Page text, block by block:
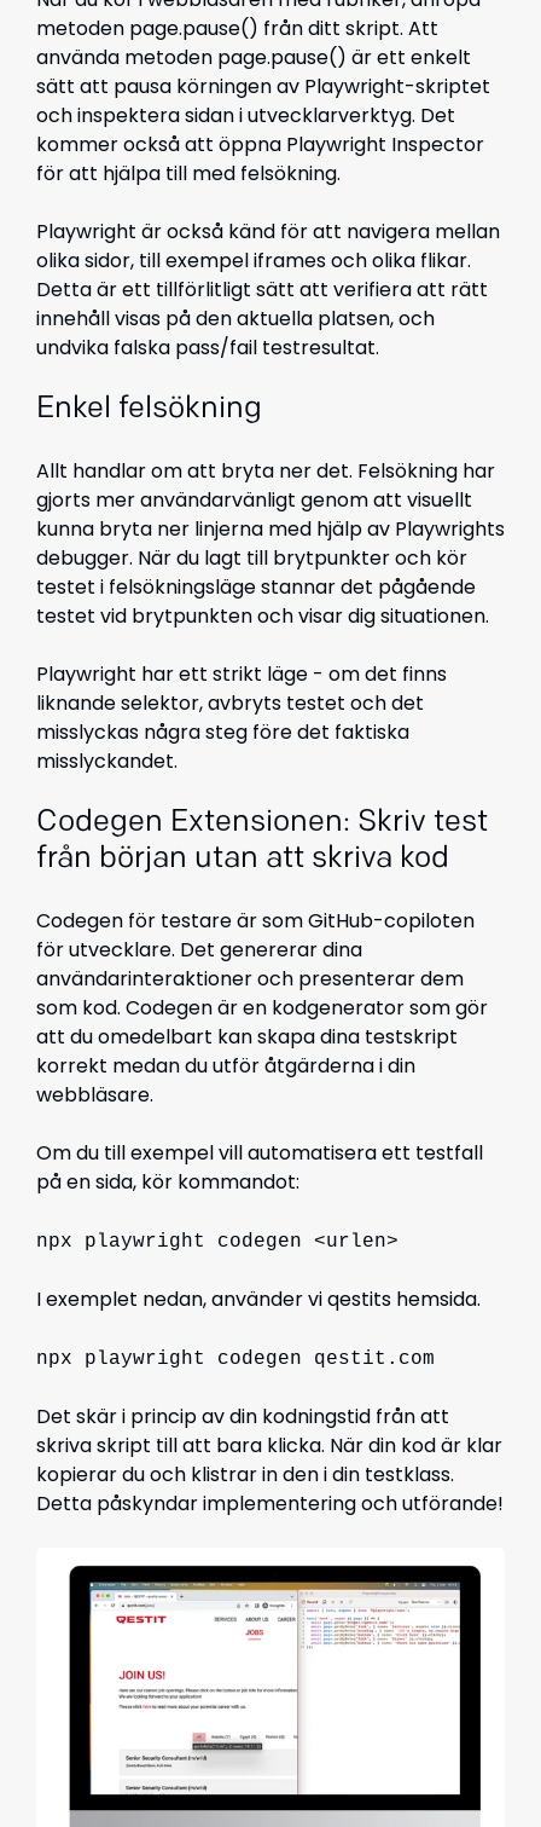
metoden page.pause() från ditt skript. Att
använda metoden page.pause() är ett enkelt
sätt att pausa körningen av Playwright-skriptet
och inspektera sidan i utvecklarverktyg. Det
kommer också att öppna Playwright Inspector
för att hjälpa till med felsökning.
Playwright är också känd för att navigera mellan
olika sidor, till exempel iframes och olika flikar.
Detta är ett tillförlitligt sätt att verifiera att rätt
innehåll visas på den aktuella platsen, och
undvika falska pass/fail testresultat.
Enkel felsökning
Allt handlar om att bryta ner det. Felsökning har
gjorts mer användarvänligt genom att visuellt
kunna bryta ner linjerna med hjälp av Playwrights
debugger. När du lagt till brytpunkter och kör
testet i felsökningsläge stannar det pågående
testet vid brytpunkten och visar dig situationen.
Playwright har ett strikt läge - om det finns
liknande selektor, avbryts testet och det
misslyckas några steg före det faktiska
misslyckandet.
Codegen Extensionen: Skriv test
från början utan att skriva kod
Codegen för testare är som GitHub-copiloten
för utvecklare. Det genererar dina
användarinteraktioner och presenterar dem
som kod. Codegen är en kodgenerator som gör
att du omedelbart kan skapa dina testskript
korrekt medan du utför åtgärderna i din
webbläsare.
Om du till exempel vill automatisera ett testfall
på en sida, kör kommandot:
npx playwright codegen <urlen>
I exemplet nedan, använder vi qestits hemsida.
npx playwright codegen qestit.com
Det skär i princip av din kodningstid från att
skriva skript till att bara klicka. När din kod är klar
kopierar du och klistrar in den i din testklass.
Detta påskyndar implementering och utförande!